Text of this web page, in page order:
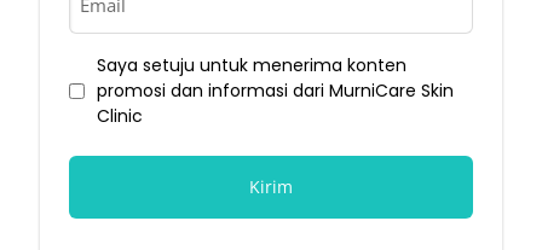
Saya setuju untuk menerima konten
promosi dan informasi dari MurniCare Skin
Clinic